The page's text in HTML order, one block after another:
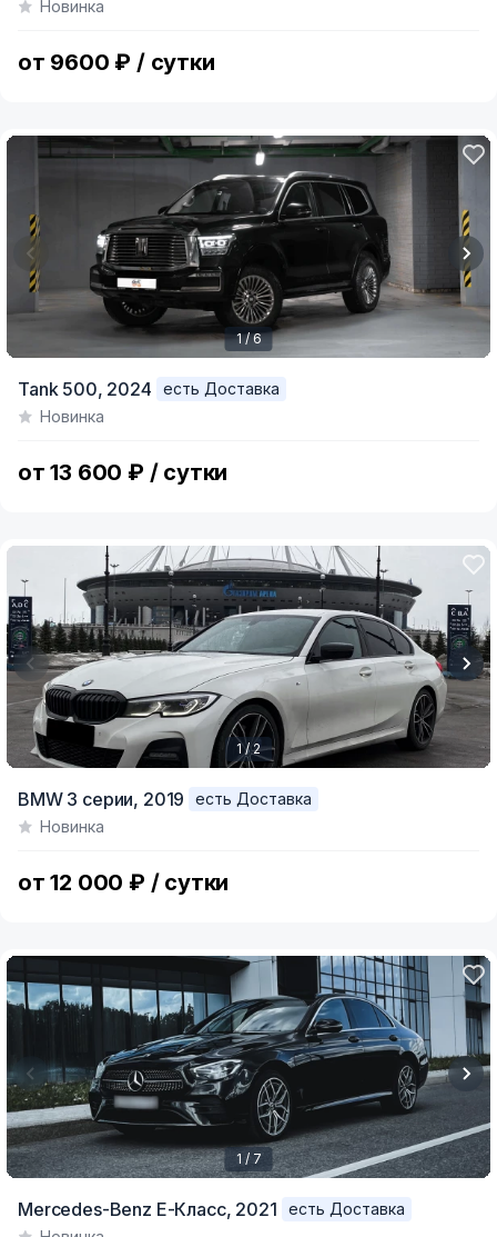
of
Новинка
от 9600 ₽ / сутки
of
1 / 6
Tank 500, 2024
есть Доставка
Новинка
от 13 600 ₽ / сутки
of
1 / 2
BMW 3 серии, 2019
есть Доставка
Новинка
от 12 000 ₽ / сутки
1 / 7
Mercedes-Benz E-Класс, 2021
есть Доставка